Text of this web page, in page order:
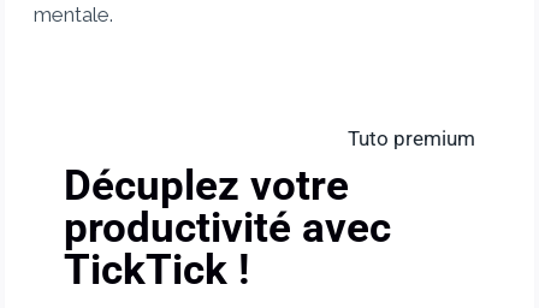
mentale.
Tuto premium
Décuplez votre
productivité avec
TickTick !